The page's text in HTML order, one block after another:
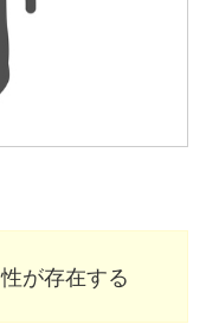
が存在する